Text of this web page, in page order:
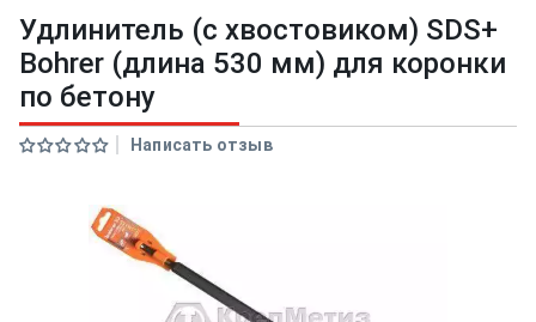
Удлинитель (с хвостовиком) SDS+
Bohrer (длина 530 мм) для коронки
по бетону
Написать отзыв